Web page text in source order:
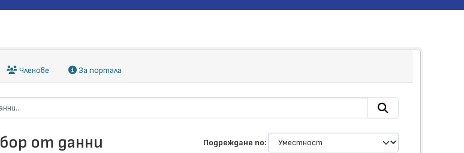
Членове За портала
Подреждане по
от данни